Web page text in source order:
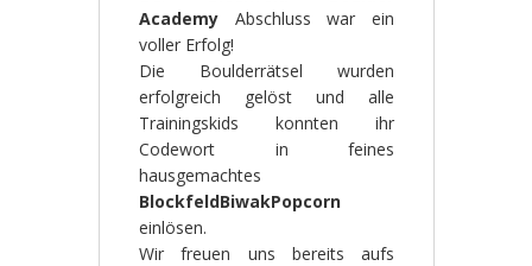
AcademyAbschluss war ein
voller Erfolg!
Die Boulderrätsel wurden
erfolgreich gelöst und alle
Trainingskids konnten ihr
Codewort in feines
hausgemachtes
BlockfeldBiwakPopcorn
einlösen.
Wir freuen uns bereits aufs